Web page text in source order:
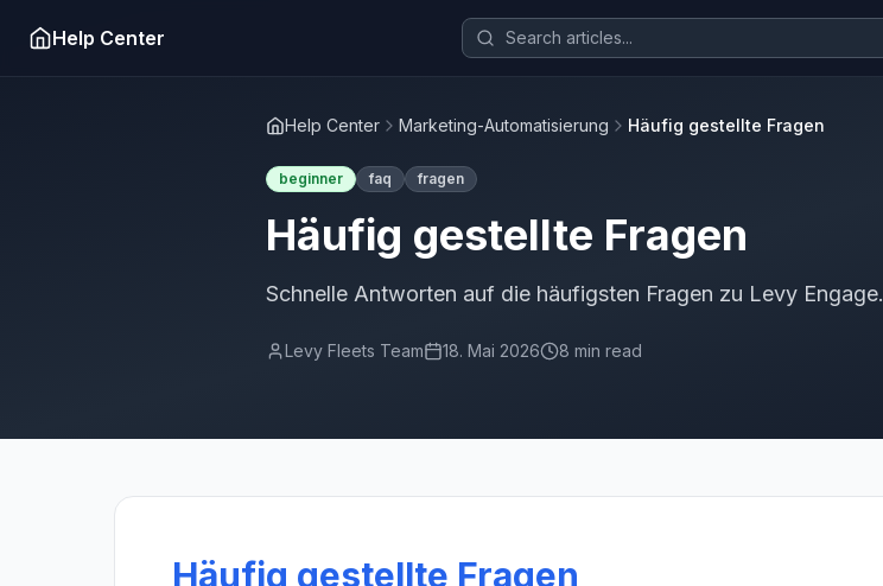
Help Center
Help Center Marketing-Automatisierung Häufig gestellte Fragen
beginner faq fragen
Häufig gestellte Fragen
Schnelle Antworten auf die häufigsten Fragen zu Levy Engage.
Levy Fleets Team 18. Mai 2026 8 min read
Häufig gestellte Fragen